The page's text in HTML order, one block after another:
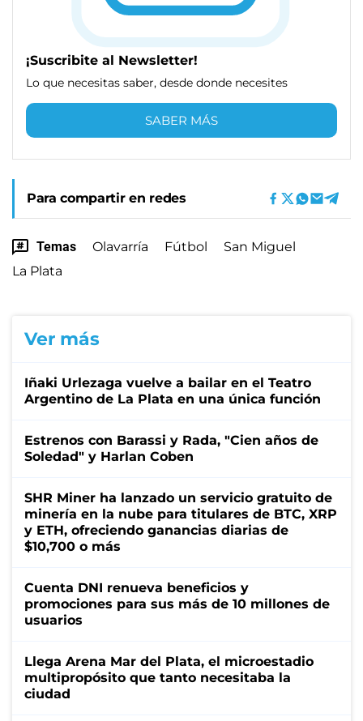
¡Suscribite al Newsletter!
Lo que necesitas saber, desde donde necesites
SABER MÁS
Para compartir en redes
Temas Olavarría Fútbol
San Miguel
La Plata
Ver más
Iñaki Urlezaga vuelve a bailar en el Teatro
Argentino de La Plata en una única función
Estrenos con Barassi y Rada, "Cien años de
Soledad" y Harlan Coben
SHR Miner ha lanzado un servicio gratuito de
minería en la nube para titulares de BTC, XRP
y ETH, ofreciendo ganancias diarias de
$10,700 o más
Cuenta DNI renueva beneficios y
promociones para sus más de 10 millones de
usuarios
Llega Arena Mar del Plata, el microestadio
multipropósito que tanto necesitaba la
ciudad